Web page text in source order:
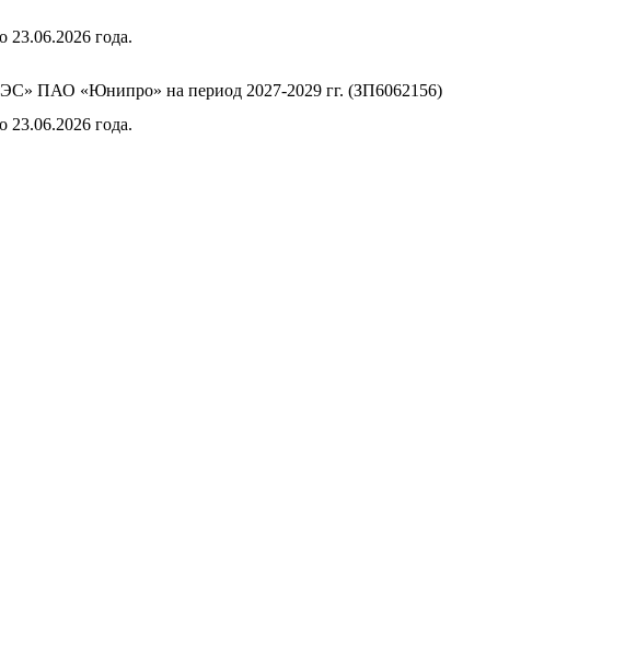
23.06.2026 года.
ПАО «Юнипро» на период 2027-2029 гг. (ЗП6062156)
23.06.2026 года.